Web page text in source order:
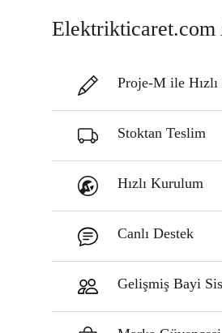
Elektrikticaret.com
Proje-M ile
Stoktan Teslim
Hızlı Kurulum
Canlı Destek
Gelişmiş Bayi